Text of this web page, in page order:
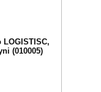
LOGISTISC,
(010005)